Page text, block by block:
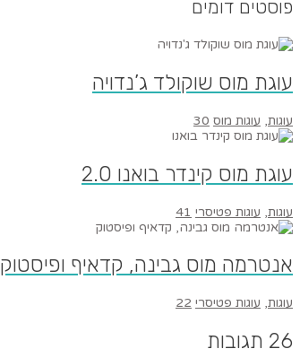
פוסטים דומים
עוגת מוס שוקולד ג’נדויה
עוגות, עוגות מוס 30
עוגת מוס קינדר בואנו 2.0
עוגות, עוגות פטיסרי 41
אנטרמה מוס גבינה, קדאיף ופיסטוק
עוגות, עוגות פטיסרי 22
26 תגובות